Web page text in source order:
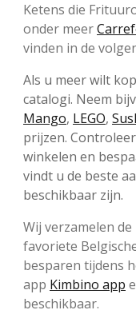
Ketens die
onder meer
vinden in de
Als u meer wilt
catalogi. Neem
Mango, LEGO,
prijzen.
winkelen en
vindt u de beste
beschikbaar zijn.
Wij verzamelen
favoriete
besparen tijdens
app Kimbino app
beschikbaar.